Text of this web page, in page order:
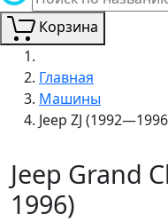
Корзина
Главная
Машины
Jeep ZJ
Jeep Grand
1996)